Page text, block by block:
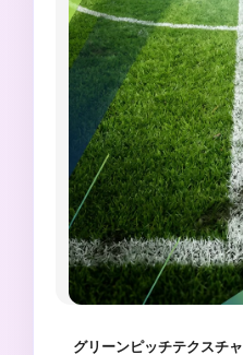
グリーンピッチテクスチャ